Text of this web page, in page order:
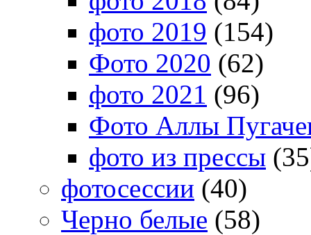
фото 2019 (154)
Фото 2020 (62)
фото 2021 (96)
Фото Аллы
фото из прессы
фотосессии (40)
Черно белые (58)